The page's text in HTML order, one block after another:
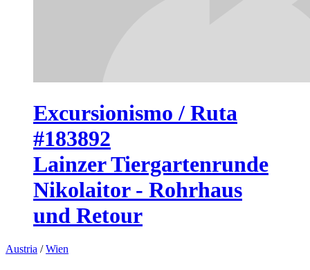
Excursionismo / Ruta
#183892
Lainzer Tiergartenrunde
Nikolaitor - Rohrhaus
und Retour
Austria /Wien